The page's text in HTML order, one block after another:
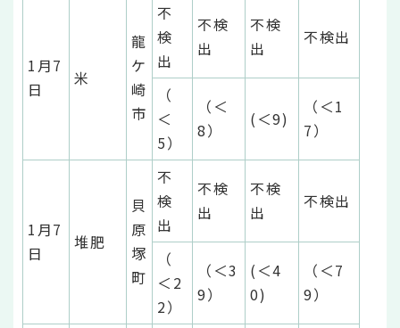
1月7
日
米
龍
ケ
崎
市
不
検
出
不検
出
不検
出
不検出
（
＜
5）
（＜
8）
(＜9)
（＜1
7）
1月7
日
堆肥
貝
原
塚
町
不
検
出
不検
出
不検
出
不検出
（
＜2
2）
（＜3
9）
(＜4
0)
（＜7
9）